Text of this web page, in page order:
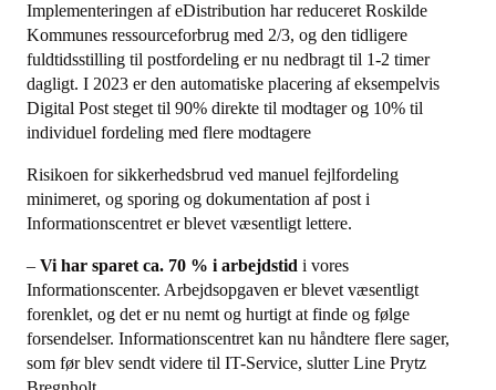
Implementeringen af eDistribution har reduceret Roskilde
Kommunes ressourceforbrug med 2/3, og den tidligere
fuldtidsstilling til postfordeling er nu nedbragt til 1-2 timer
dagligt. I 2023 er den automatiske placering af eksempelvis
Digital Post steget til 90% direkte til modtager og 10% til
individuel fordeling med flere modtagere
Risikoen for sikkerhedsbrud ved manuel fejlfordeling
minimeret, og sporing og dokumentation af post i
Informationscentret er blevet væsentligt lettere.
– Vi har sparet ca. 70 % i arbejdstid i vores
Informationscenter. Arbejdsopgaven er blevet væsentligt
forenklet, og det er nu nemt og hurtigt at finde og følge
forsendelser. Informationscentret kan nu håndtere flere sager,
som før blev sendt videre til IT-Service, slutter Line Prytz